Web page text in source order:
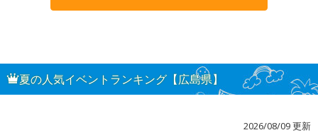
夏の人気イベントランキング【広島県】
2026/08/09 更新